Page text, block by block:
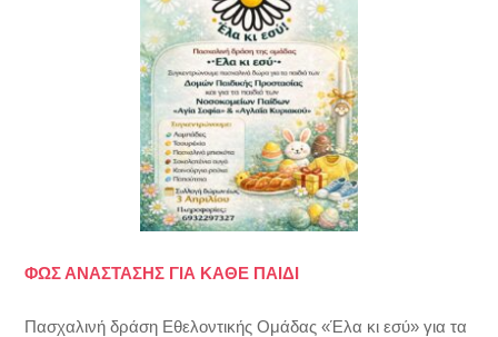
ΦΩΣ ΑΝΑΣΤΑΣΗΣ ΓΙΑ ΚΑΘΕ ΠΑΙΔΙ
Πασχαλινή δράση Εθελοντικής Ομάδας «Έλα κι εσύ» για τα